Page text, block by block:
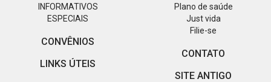
INFORMATIVOS
ESPECIAIS
CONVÊNIOS
LINKS ÚTEIS
Plano de saúde
Just vida
Filie-se
CONTATO
SITE ANTIGO